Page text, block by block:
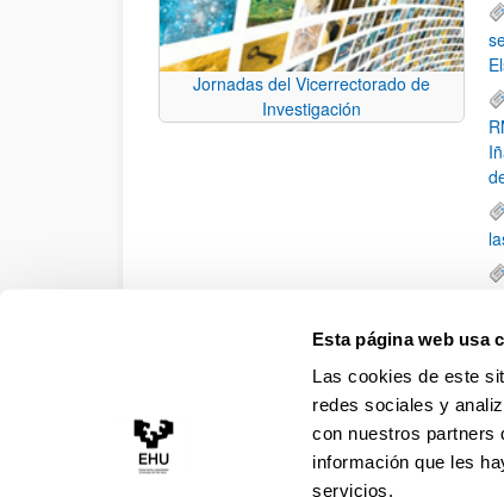
Esta página web usa
Las cookies de este
redes sociales y
con nuestros partners
información que les
servicios.
Jornadas del Vicerrectorado de
Investigación